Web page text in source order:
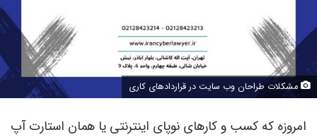
مشکلات طراحان وب سایت در قراردادهای کاری
امروزه که کسب و کارهای نوپای اینترنتی یا همان استارت آپ